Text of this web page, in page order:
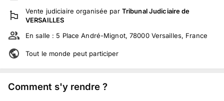
Vente judiciaire organisée par Tribunal Judiciaire de
VERSAILLES
En salle : 5 Place André-Mignot, 78000 Versailles, France
Tout le monde peut participer
Comment s'y rendre ?